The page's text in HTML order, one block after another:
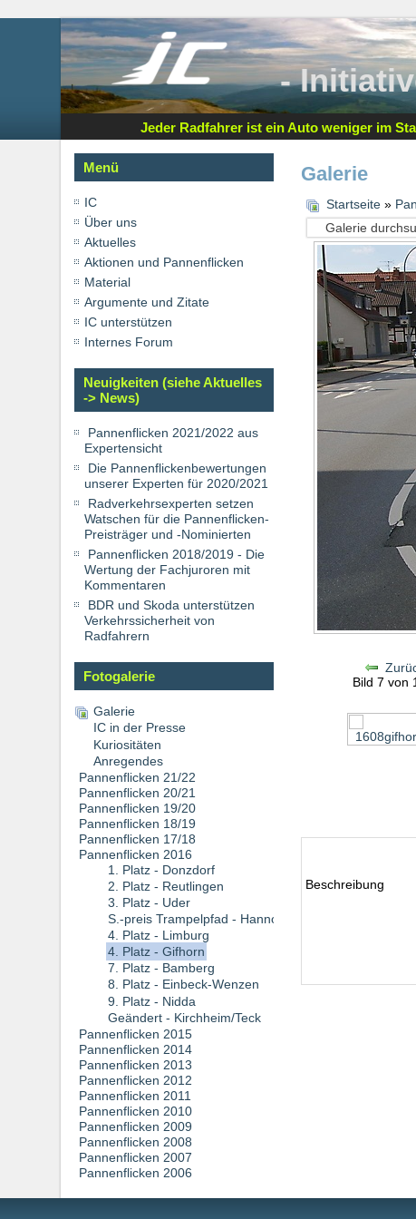
-
Jeder Radfahrer ist ein Auto weniger im
Menü
IC
Über uns
Aktuelles
Aktionen und Pannenflicken
Material
Argumente und Zitate
IC unterstützen
Internes Forum
Neuigkeiten (siehe Aktuelles
-> News)
Pannenflicken 2021/2022 aus
Expertensicht
Die Pannenflickenbewertungen
unserer Experten für 2020/2021
Radverkehrsexperten setzen
Watschen für die Pannenflicken-
Preisträger und -Nominierten
Pannenflicken 2018/2019 - Die
Wertung der Fachjuroren mit
Kommentaren
BDR und Skoda unterstützen
Verkehrssicherheit von
Radfahrern
Fotogalerie
Galerie
IC in der Presse
Kuriositäten
Anregendes
Pannenflicken 21/22
Pannenflicken 20/21
Pannenflicken 19/20
Pannenflicken 18/19
Pannenflicken 17/18
Pannenflicken 2016
1. Platz - Donzdorf
2. Platz - Reutlingen
3. Platz - Uder
S.-preis Trampelpfad - Hannoversch Münden
4. Platz - Limburg
4. Platz - Gifhorn
7. Platz - Bamberg
8. Platz - Einbeck-Wenzen
9. Platz - Nidda
Geändert - Kirchheim/Teck
Pannenflicken 2015
Pannenflicken 2014
Pannenflicken 2013
Pannenflicken 2012
Pannenflicken 2011
Pannenflicken 2010
Pannenflicken 2009
Pannenflicken 2008
Pannenflicken 2007
Pannenflicken 2006
Galerie
Startseite »
Bild 7 von
Beschreibung